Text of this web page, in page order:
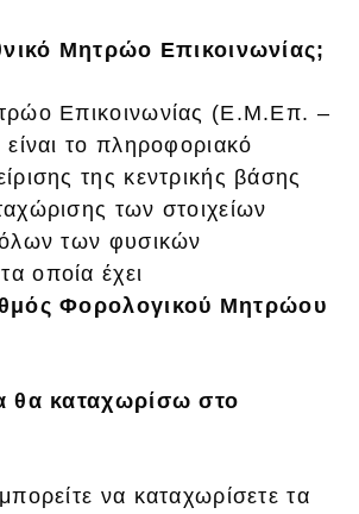
Μητρώο Επικοινωνίας;
Επικοινωνίας (Ε.Μ.Επ. –
είναι το πληροφοριακό
της κεντρικής βάσης
των στοιχείων
όλων των φυσικών
οποία έχει
Φορολογικού Μητρώου
θα καταχωρίσω στο
να καταχωρίσετε τα